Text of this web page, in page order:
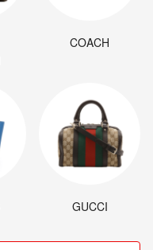
COACH
GUCCI